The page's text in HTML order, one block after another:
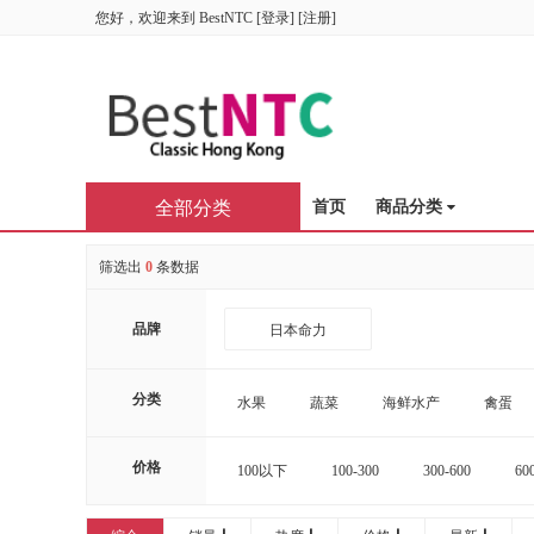
您好，欢迎来到 BestNTC [登录] [注册]
首页 商品分类
全部分类
筛选出 0 条数据
品牌 日本命力
分类 水果 蔬菜 海鲜水产 禽蛋
价格 100以下 100-300 300-600